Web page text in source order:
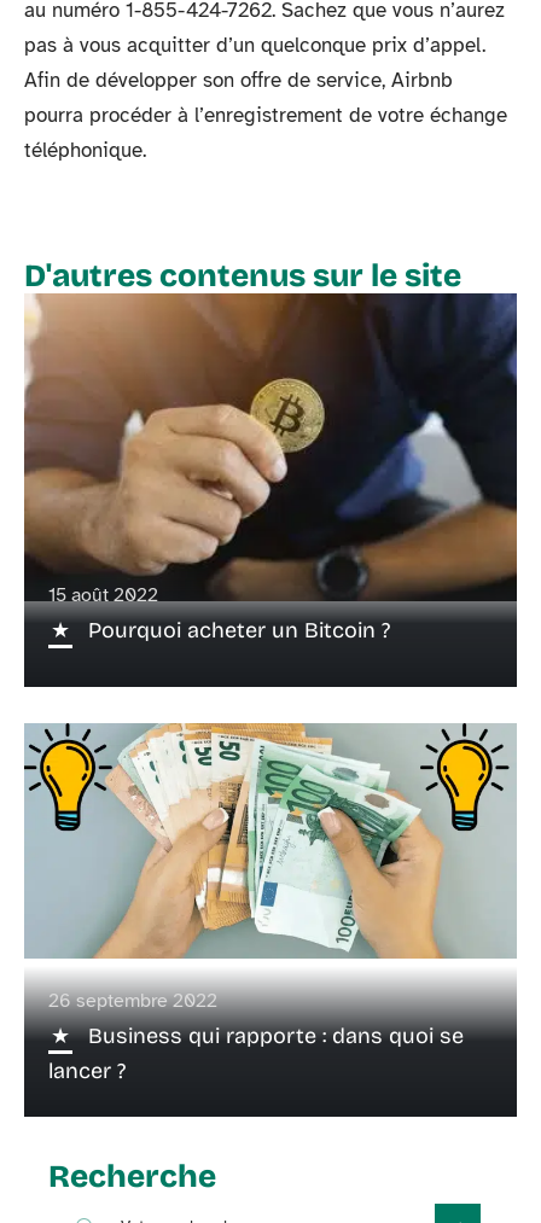
au numéro 1-855-424-7262. Sachez que vous n’aurez
pas à vous acquitter d’un quelconque prix d’appel.
Afin de développer son offre de service, Airbnb
pourra procéder à l’enregistrement de votre échange
téléphonique.
D'autres contenus sur le site
15 août 2022
Pourquoi acheter un Bitcoin ?
26 septembre 2022
Business qui rapporte : dans quoi se
lancer ?
Recherche